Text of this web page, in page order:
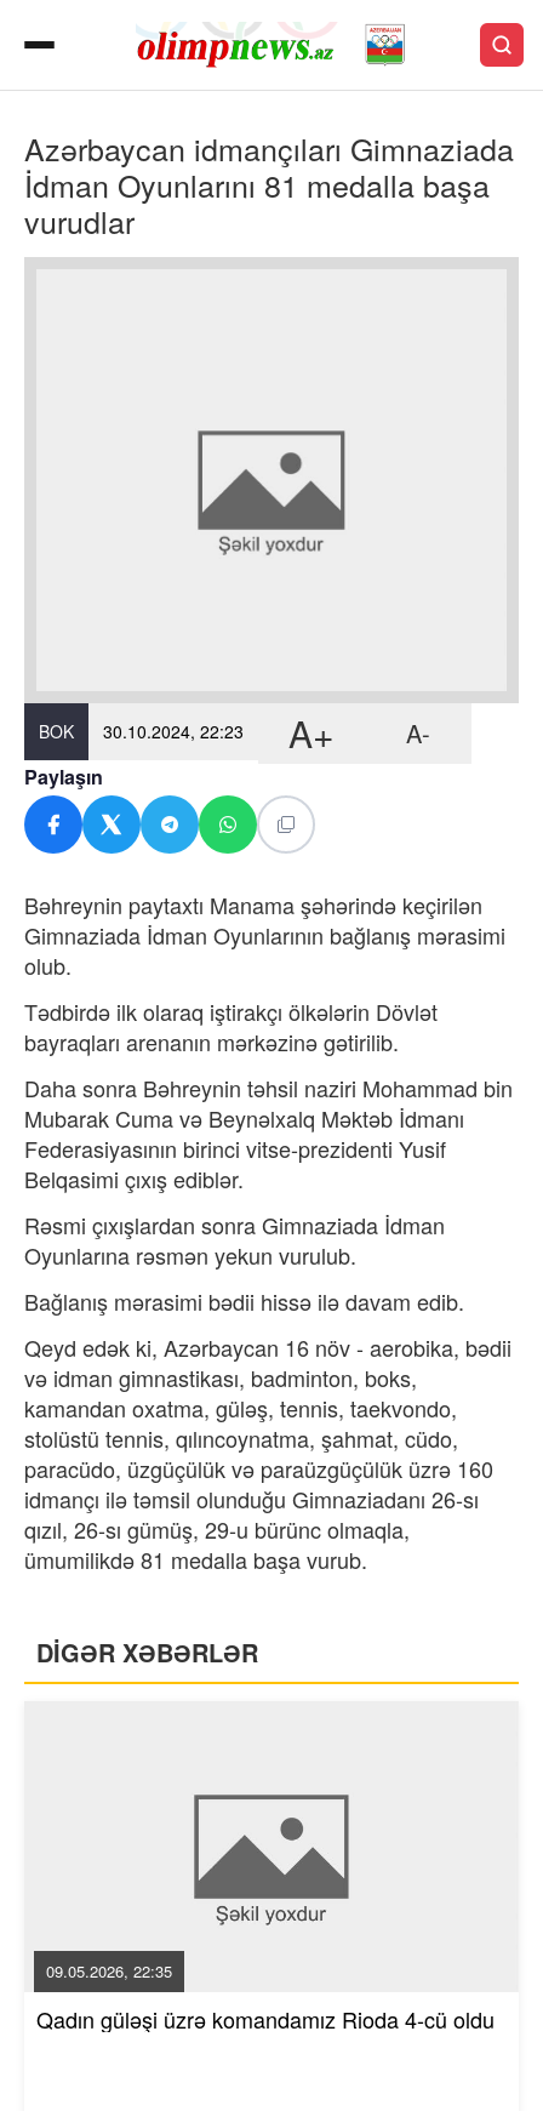
Azərbaycan idmançıları Gimnaziada
İdman Oyunlarını 81 medalla başa
vurudlar
BOK 30.10.2024, 22:23 A+ A-
Paylaşın
Bəhreynin paytaxtı Manama şəhərində keçirilən
Gimnaziada İdman Oyunlarının bağlanış mərasimi
olub.
Tədbirdə ilk olaraq iştirakçı ölkələrin Dövlət
bayraqları arenanın mərkəzinə gətirilib.
Daha sonra Bəhreynin təhsil naziri Mohammad bin
Mubarak Cuma və Beynəlxalq Məktəb İdmanı
Federasiyasının birinci vitse-prezidenti Yusif
Belqasimi çıxış ediblər.
Rəsmi çıxışlardan sonra Gimnaziada İdman
Oyunlarına rəsmən yekun vurulub.
Bağlanış mərasimi bədii hissə ilə davam edib.
Qeyd edək ki, Azərbaycan 16 növ - aerobika, bədii
və idman gimnastikası, badminton, boks,
kamandan oxatma, güləş, tennis, taekvondo,
stolüstü tennis, qılıncoynatma, şahmat, cüdo,
paracüdo, üzgüçülük və paraüzgüçülük üzrə 160
idmançı ilə təmsil olunduğu Gimnaziadanı 26-sı
qızıl, 26-sı gümüş, 29-u bürünc olmaqla,
ümumilikdə 81 medalla başa vurub.
DİGƏR XƏBƏRLƏR
09.05.2026, 22:35
Qadın güləşi üzrə komandamız Rioda 4-cü oldu